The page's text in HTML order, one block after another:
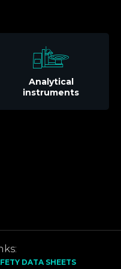
Analytical
instruments
DATA SHEETS